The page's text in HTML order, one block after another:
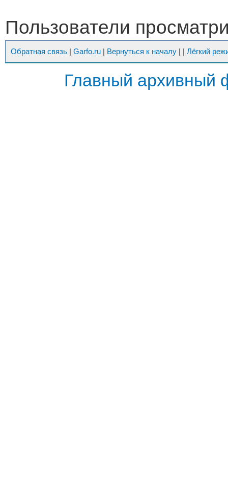
Пользователи
Обратная связь | Garfo.ru | Вернуться к началу | | Лёгкий
Главный архивный